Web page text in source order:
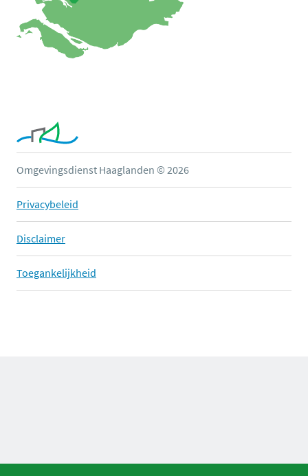
Omgevingsdienst Haaglanden © 2026
Privacybeleid
Disclaimer
Toegankelijkheid